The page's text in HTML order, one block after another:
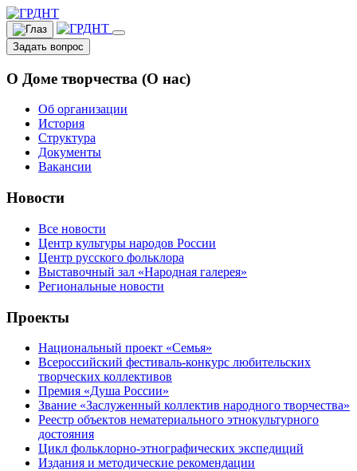
Задать вопрос
О Доме творчества (О нас)
Об организации
История
Структура
Документы
Вакансии
Новости
Все новости
Центр культуры народов России
Центр русского фольклора
Выставочный зал «Народная галерея»
Региональные новости
Проекты
Национальный проект «Семья»
Всероссийский фестиваль-конкурс любительских
творческих коллективов
Премия «Душа России»
Звание «Заслуженный коллектив народного творчества»
Реестр объектов нематериального этнокультурного
достояния
Цикл фольклорно-этнографических экспедиций
Издания и методические рекомендации